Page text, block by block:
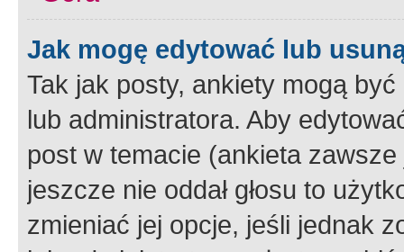
Jak mogę edytować lub
Tak jak posty, ankiety mogą
lub administratora. Aby
post w temacie (ankieta
jeszcze nie oddał głosu to
zmieniać jej opcje, jeśli jednak